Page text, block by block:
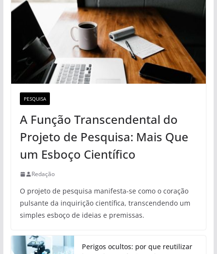
PESQUISA
A Função Transcendental do
Projeto de Pesquisa: Mais Que
um Esboço Científico
Redação
O projeto de pesquisa manifesta-se como o coração
pulsante da inquirição científica, transcendendo um
simples esboço de ideias e premissas.
Perigos ocultos: por que reutilizar